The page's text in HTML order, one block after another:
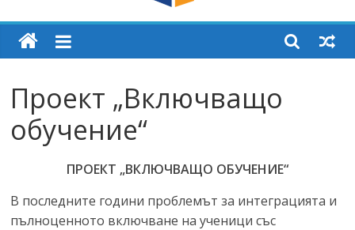
Проект „Включващо
обучение“
ПРОЕКТ „ВКЛЮЧВАЩО ОБУЧЕНИЕ“
В последните години проблемът за интеграцията и
пълноценното включване на ученици със